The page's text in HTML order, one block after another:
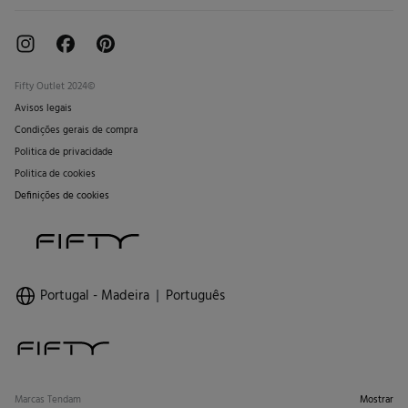
Fifty Outlet 2024©
Avisos legais
Condições gerais de compra
Politica de privacidade
Politica de cookies
Definições de cookies
Portugal - Madeira Português
Marcas Tendam Mostrar